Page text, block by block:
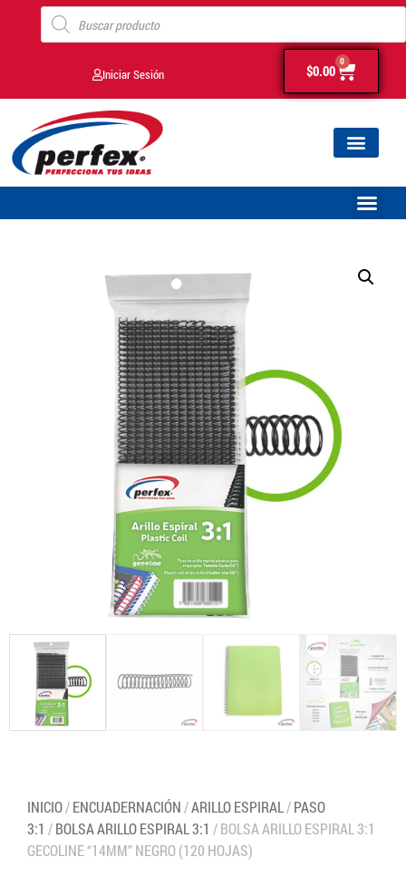
Iniciar Sesión $0.00
0
INICIO/ENCUADERNACIÓN /ARILLO ESPIRAL/PASO
3:1 /BOLSA ARILLO ESPIRAL 3:1 / BOLSA ARILLO ESPIRAL 3:1
GECOLINE “14MM” NEGRO (120 HOJAS)